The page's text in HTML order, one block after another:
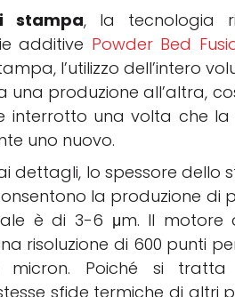
stampa, la tecnologia
additive Powder Bed
l’utilizzo dell’intero
produzione all’altra,
interrotto una volta che
uno nuovo.
dettagli, lo spessore dello
la produzione di
è di 3-6 μm. Il motore
risoluzione di 600 punti
Poiché si
sfide termiche di altri